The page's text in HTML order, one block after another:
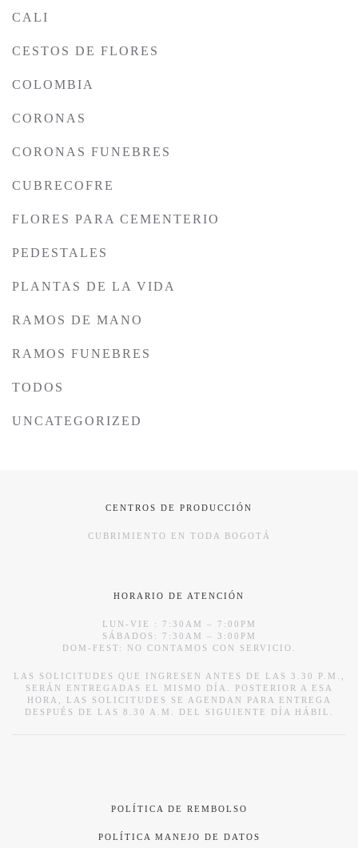
CALI
CESTOS DE FLORES
COLOMBIA
CORONAS
CORONAS FUNEBRES
CUBRECOFRE
FLORES PARA CEMENTERIO
PEDESTALES
PLANTAS DE LA VIDA
RAMOS DE MANO
RAMOS FUNEBRES
TODOS
UNCATEGORIZED
CENTROS DE PRODUCCIÓN
CUBRIMIENTO EN TODA BOGOTÁ
HORARIO DE ATENCIÓN
LUN-VIE : 7:30AM – 7:00PM
SÁBADOS: 7:30AM – 3:00PM
DOM-FEST: NO CONTAMOS CON SERVICIO.
LAS SOLICITUDES QUE INGRESEN ANTES DE LAS 3.30 P.M.,
SERÁN ENTREGADAS EL MISMO DÍA. POSTERIOR A ESA
HORA, LAS SOLICITUDES SE AGENDAN PARA ENTREGA
DESPUÉS DE LAS 8.30 A.M. DEL SIGUIENTE DÍA HÁBIL.
POLÍTICA DE REMBOLSO
POLÍTICA MANEJO DE DATOS